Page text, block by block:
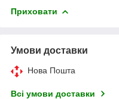
Приховати
Умови доставки
Нова Пошта
Всі умови доставки